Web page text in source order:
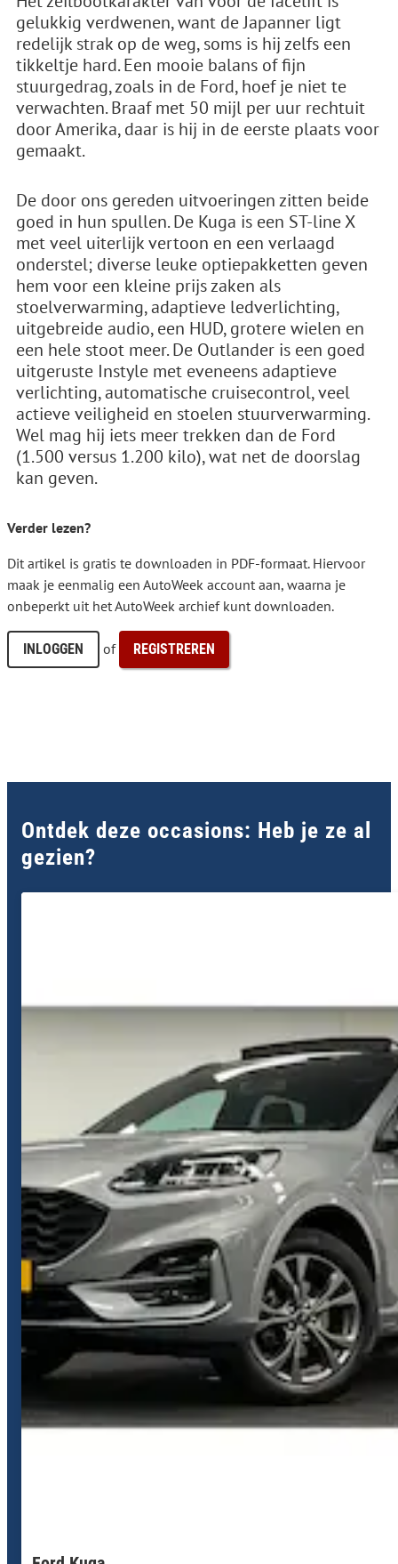
gelukkig verdwenen, want de Japanner ligt
redelijk strak op de weg, soms is hij zelfs een
tikkeltje hard. Een mooie balans of fijn
stuurgedrag, zoals in de Ford, hoef je niet te
verwachten. Braaf met 50 mijl per uur rechtuit
door Amerika, daar is hij in de eerste plaats voor
gemaakt.
De door ons gereden uitvoeringen zitten beide
goed in hun spullen. De Kuga is een ST-line X
met veel uiterlijk vertoon en een verlaagd
onderstel; diverse leuke optiepakketten geven
hem voor een kleine prijs zaken als
stoelverwarming, adaptieve ledverlichting,
uitgebreide audio, een HUD, grotere wielen en
een hele stoot meer. De Outlander is een goed
uitgeruste Instyle met eveneens adaptieve
verlichting, automatische cruisecontrol, veel
actieve veiligheid en stoelen stuurverwarming.
Wel mag hij iets meer trekken dan de Ford
(1.500 versus 1.200 kilo), wat net de doorslag
kan geven.
Verder lezen?
Dit artikel is gratis te downloaden in PDF-formaat. Hiervoor
maak je eenmalig een AutoWeek account aan, waarna je
onbeperkt uit het AutoWeek archief kunt downloaden.
INLOGGEN of REGISTREREN
Ontdek deze occasions: Heb je ze al
gezien?